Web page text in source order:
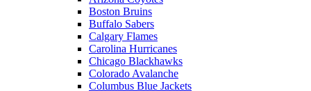
Boston Bruins
Buffalo Sabers
Calgary Flames
Carolina Hurricanes
Chicago Blackhawks
Colorado Avalanche
Columbus Blue Jackets